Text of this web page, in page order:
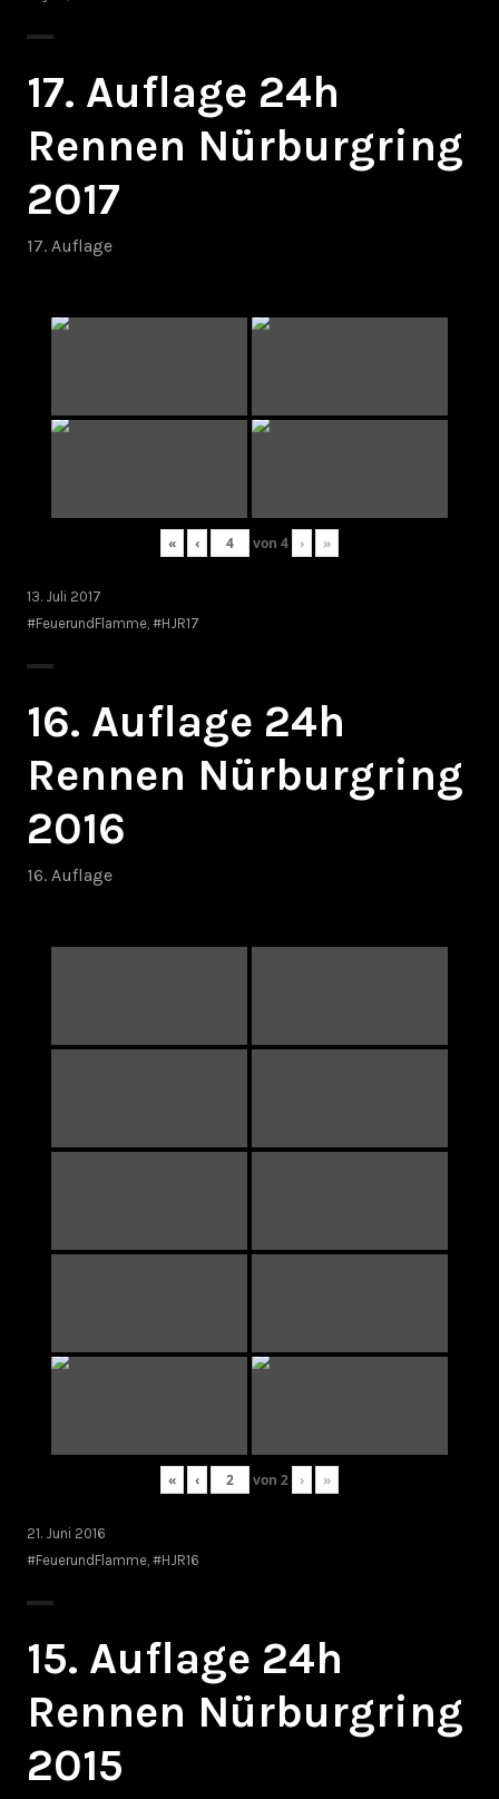
17. Auflage 24h
Rennen Nürburgring
2017
17. Auflage
« ‹ von 4 › »
13. Juli 2017
#FeuerundFlamme #HJR17
16. Auflage 24h
Rennen Nürburgring
2016
16. Auflage
« ‹ von 2 › »
21. Juni 2016
#FeuerundFlamme #HJR16
15. Auflage 24h
Rennen Nürburgring
2015